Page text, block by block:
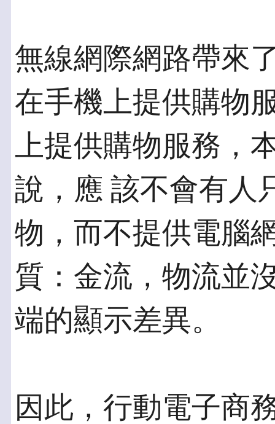
無線網際網路帶來
在手機上提供購物
上提供購物服務，
說，應 該不會有人
物，而不提供電腦
質：金流，物流並
端的顯示差異。
因此，行動電子商